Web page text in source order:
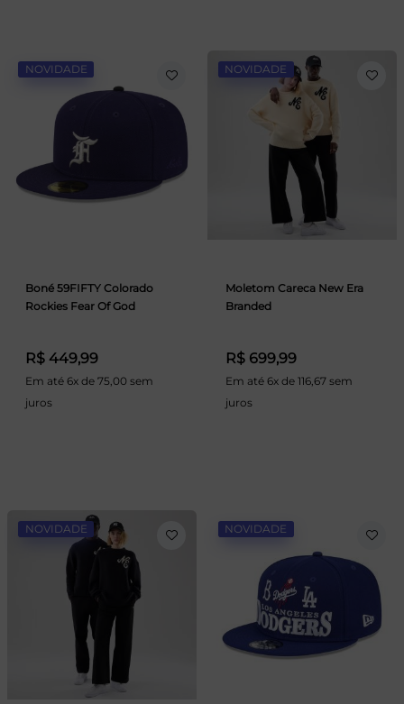
NOVIDADE
Boné 59FIFTY Colorado
Rockies Fear Of God
R$ 449,99
Em até 6x de 75,00 sem
juros
NOVIDADE
Moletom Careca New Era
Branded
R$ 699,99
Em até 6x de 116,67 sem
juros
NOVIDADE NOVIDADE